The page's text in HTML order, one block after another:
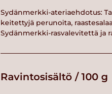
Sydänmerkki-ateriaehdotus:
keitettyjä perunoita,
Sydänmerkki-rasvalevitettä ja
Ravintosisältö / 100 g